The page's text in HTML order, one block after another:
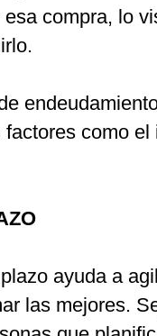
compra, lo
como
ayuda a
las mejores.